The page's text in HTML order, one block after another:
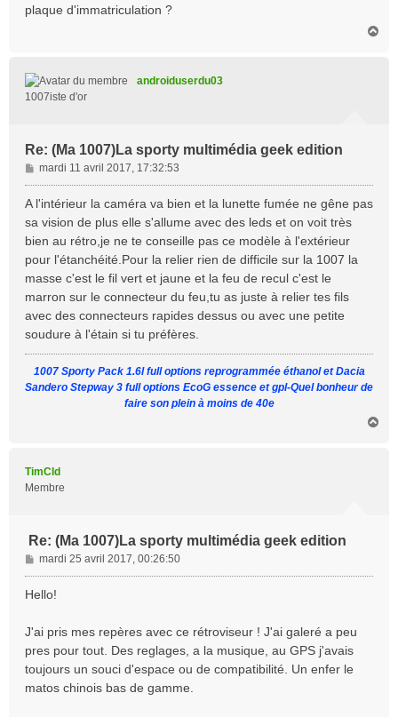
plaque d'immatriculation ?
androiduserdu03
1007iste d'or
Re: (Ma 1007)La sporty multimédia geek edition
M
e
s
g
e
mardi 11 avril 2017, 17:32:53
A l'intérieur la caméra va bien et la lunette fumée ne gêne pas
sa vision de plus elle s'allume avec des leds et on voit très
bien au rétro,je ne te conseille pas ce modèle à l'extérieur
pour l'étanchéité.Pour la relier rien de difficile sur la 1007 la
masse c'est le fil vert et jaune et la feu de recul c'est le
marron sur le connecteur du feu,tu as juste à relier tes fils
avec des connecteurs rapides dessus ou avec une petite
soudure à l'étain si tu préfères.
1007 Sporty Pack 1.6l full options reprogrammée éthanol et Dacia
Sandero Stepway 3 full options EcoG essence et gpl-Quel bonheur de
faire son plein à moins de 40e
TimCld
Membre
Re: (Ma 1007)La sporty multimédia geek edition
M
e
s
g
e
mardi 25 avril 2017, 00:26:50
Hello!
J'ai pris mes repères avec ce rétroviseur ! J'ai galeré a peu
pres pour tout. Des reglages, a la musique, au GPS j'avais
toujours un souci d'espace ou de compatibilité. Un enfer le
matos chinois bas de gamme.